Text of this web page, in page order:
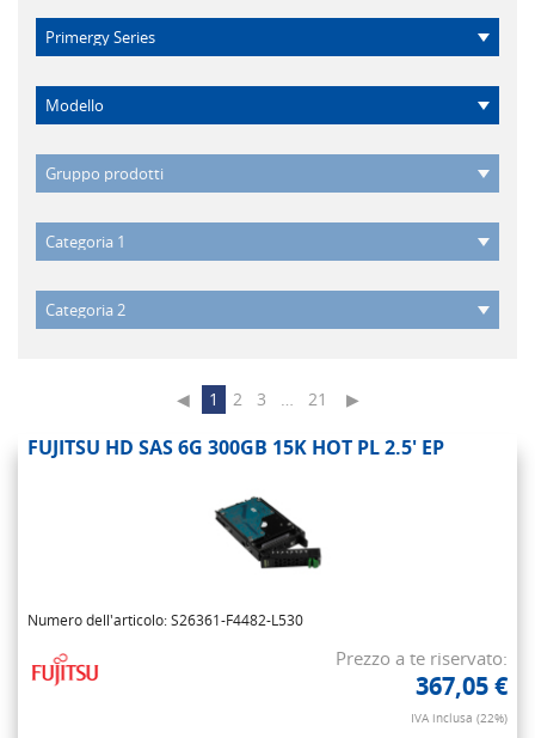
◀ 1 2 3 … 21 ▶
FUJITSU HD SAS 6G 300GB 15K HOT PL 2.5' EP
Numero dell'articolo: S26361-F4482-L530
Prezzo a te riservato:
367,05 €
IVA inclusa (22%)